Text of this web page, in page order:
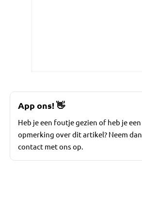
App ons!👋
Heb je een foutje gezien of heb je een
opmerking over dit artikel? Neem dan
contact met ons op.